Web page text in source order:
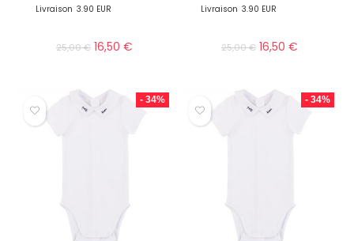
Livraison 3.90 EUR
25,00€ 16,50 €
Livraison 3.90 EUR
25,00€ 16,50 €
- 34% - 34%